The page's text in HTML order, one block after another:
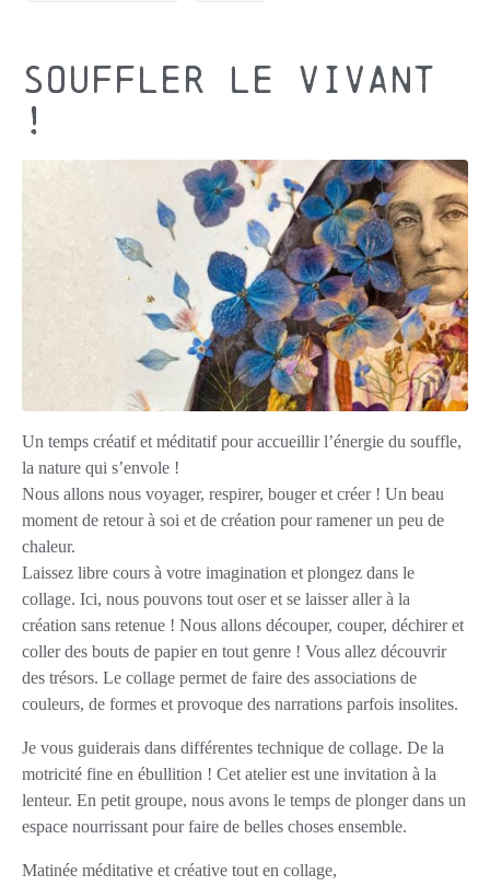
Souffler le vivant
!
Un temps créatif et méditatif pour accueillir l’énergie du souffle,
la nature qui s’envole !
Nous allons nous voyager, respirer, bouger et créer ! Un beau
moment de retour à soi et de création pour ramener un peu de
chaleur.
Laissez libre cours à votre imagination et plongez dans le
collage. Ici, nous pouvons tout oser et se laisser aller à la
création sans retenue ! Nous allons découper, couper, déchirer et
coller des bouts de papier en tout genre ! Vous allez découvrir
des trésors. Le collage permet de faire des associations de
couleurs, de formes et provoque des narrations parfois insolites.
Je vous guiderais dans différentes technique de collage. De la
motricité fine en ébullition ! Cet atelier est une invitation à la
lenteur. En petit groupe, nous avons le temps de plonger dans un
espace nourrissant pour faire de belles choses ensemble.
Matinée méditative et créative tout en collage,